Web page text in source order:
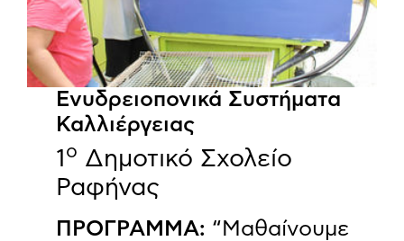
Ενυδρειοπονικά Συστήματα
Καλλιέργειας
1 ο Δημοτικό Σχολείο
Ραφήνας
ΠΡΟΓΡΑΜΜΑ: “Μαθαίνουμε